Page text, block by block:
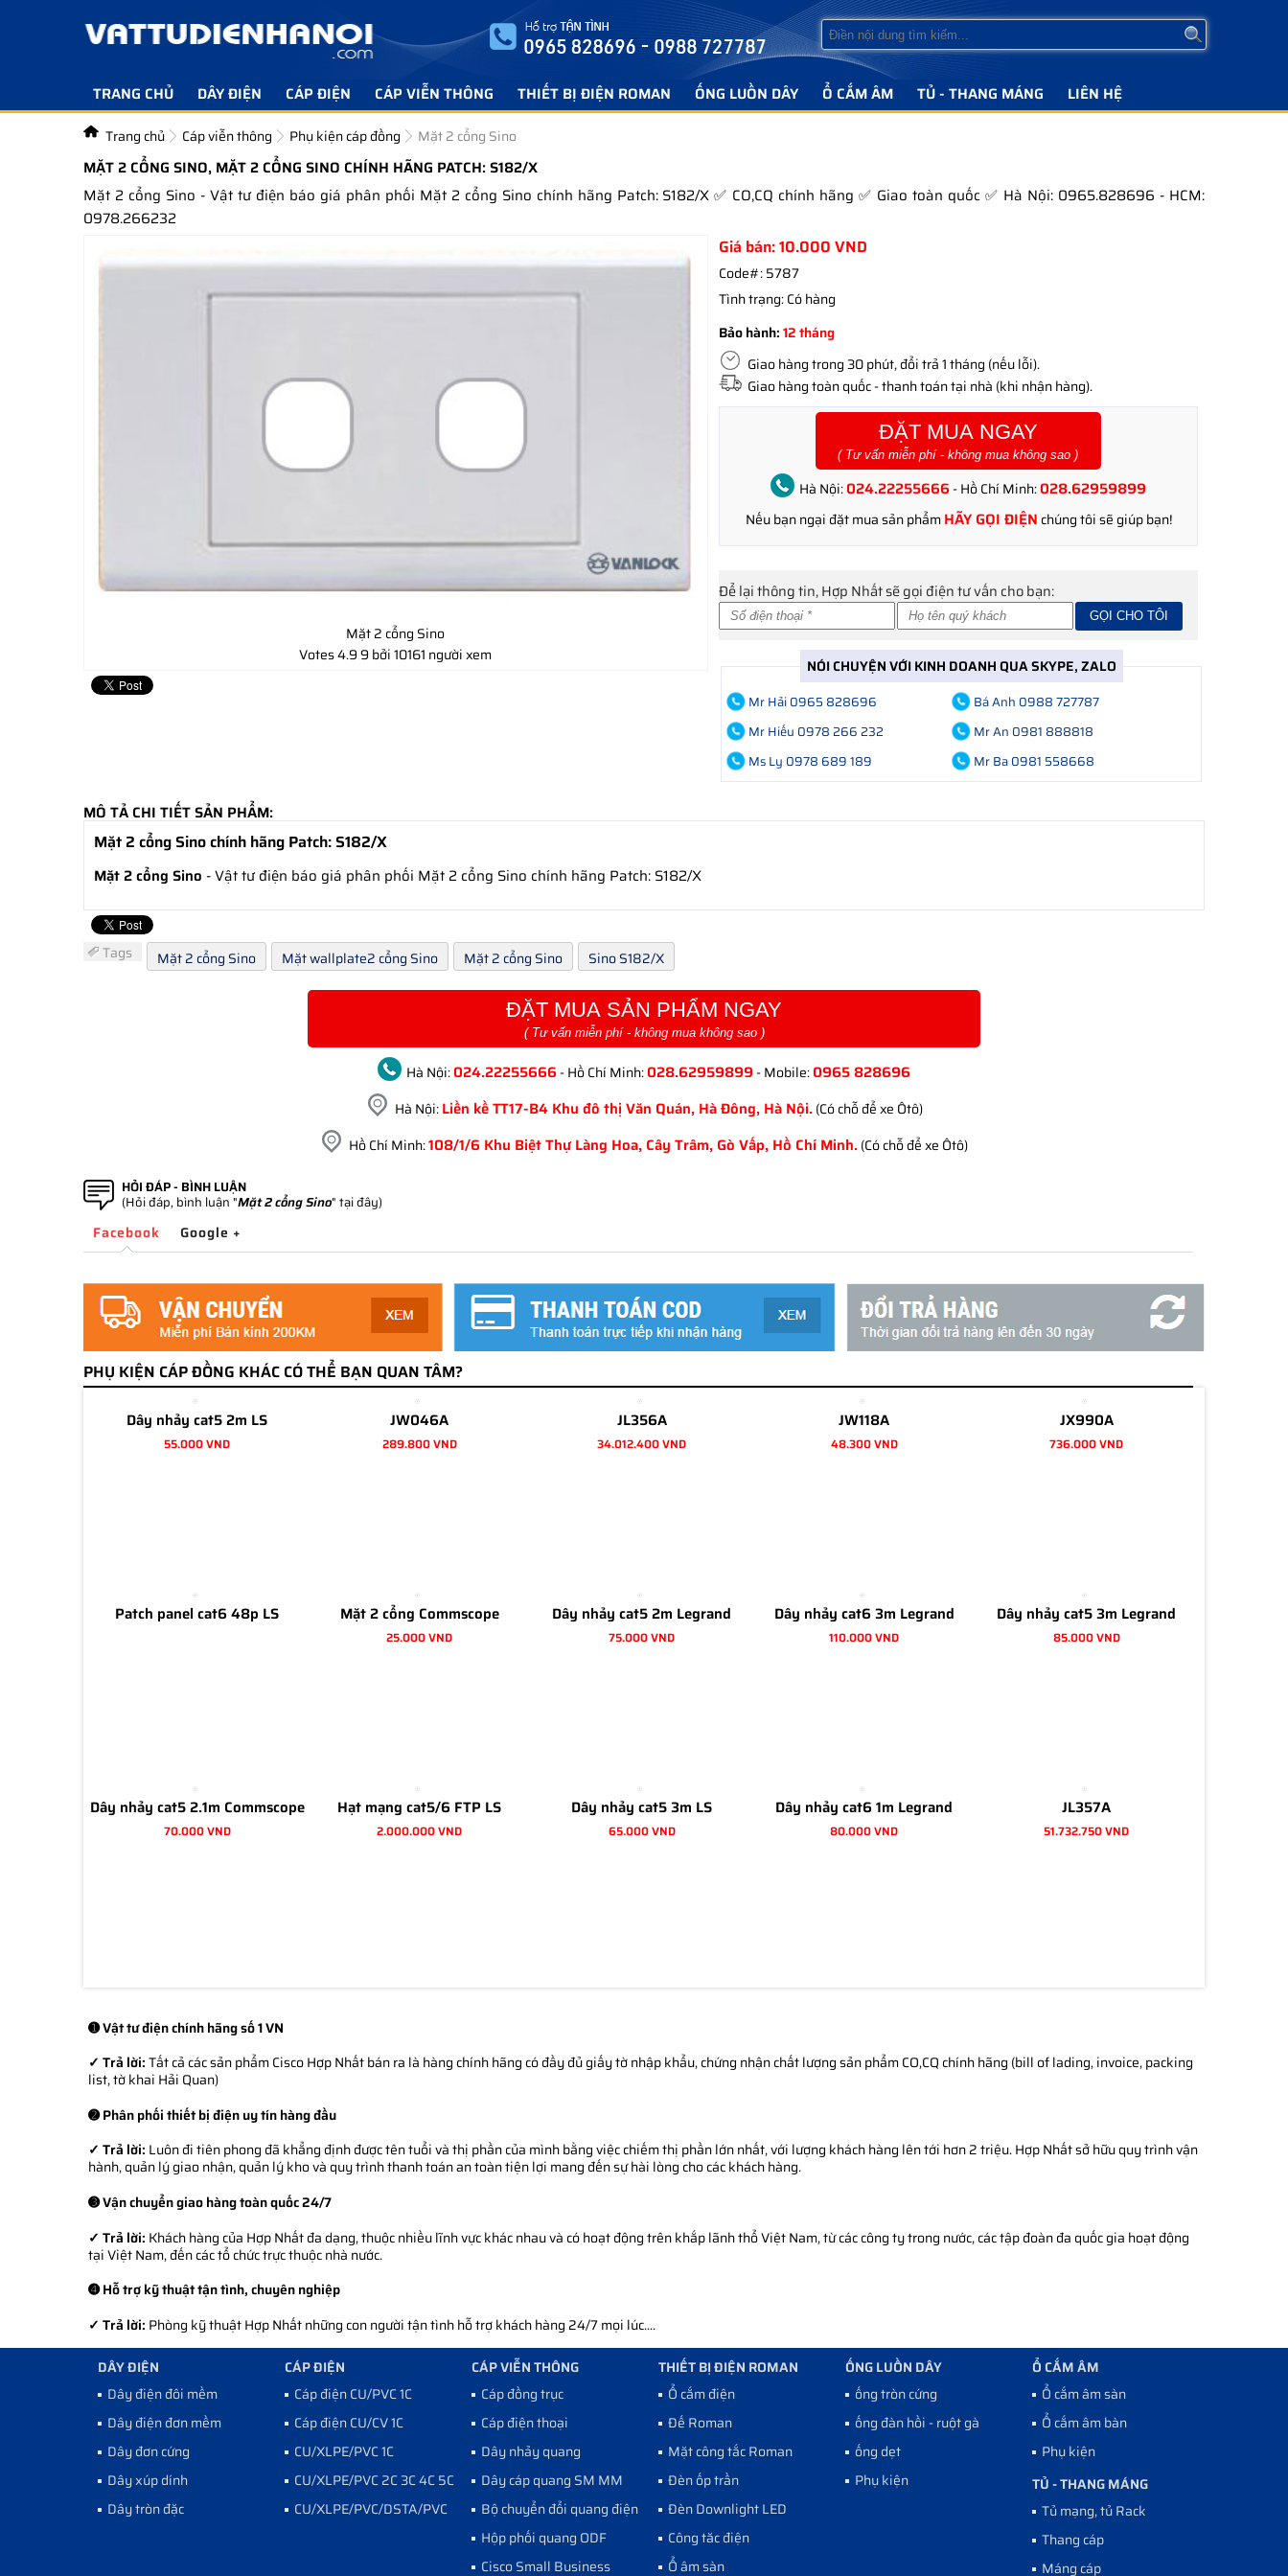
TRANG CHỦ DÂY ĐIỆN CÁP ĐIỆN CÁP VIỄN THÔNG THIẾT BỊ ĐIỆN ROMAN ỐNG LUỒN DÂY Ổ CẮM ÂM TỦ - THANG MÁNG LIÊN HỆ
Trang chủ Cáp viễn thông Phụ kiện cáp đồng Mặt 2 cổng Sino
MẶT 2 CỔNG SINO, MẶT 2 CỔNG SINO CHÍNH HÃNG PATCH: S182/X
Mặt 2 cổng Sino - Vật tư điện báo giá phân phối Mặt 2 cổng Sino chính hãng Patch: S182/X ✅ CO,CQ chính hãng ✅ Giao toàn quốc ✅ Hà Nội: 0965.828696 - HCM:
0978.266232
Mặt 2 cổng Sino
Votes4.99bởi 10161 người xem
Giá bán:10.000 VND
Code#:5787
Tình trạng:Có hàng
Bảo hành:12 tháng
Giao hàng trong 30 phút, đổi trả 1 tháng (nếu lỗi).
Giao hàng toàn quốc - thanh toán tại nhà (khi nhận hàng).
ĐẶT MUA NGAY
( Tư vấn miễn phí - không mua không sao )
Hà Nội:024.22255666 - Hồ Chí Minh:028.62959899
Nếu bạn ngại đặt mua sản phẩmHÃY GỌI ĐIỆN chúng tôi sẽ giúp bạn!
Để lại thông tin, Hợp Nhất sẽ gọi điện tư vấn cho bạn:
NÓI CHUYỆN VỚI KINH DOANH QUA SKYPE, ZALO
Mr Hải 0965 828696
Bá Anh 0988 727787
Mr Hiếu 0978 266 232
Mr An 0981 888818
Ms Ly 0978 689 189
Mr Ba 0981 558668
MÔ TẢ CHI TIẾT SẢN PHẨM:
Mặt 2 cổng Sino chính hãng Patch: S182/X
Mặt 2 cổng Sino - Vật tư điện báo giá phân phối Mặt 2 cổng Sino chính hãng Patch: S182/X
Tags Mặt 2 cổng Sino Mặt wallplate2 cổng Sino Mặt 2 cổng Sino Sino S182/X
ĐẶT MUA SẢN PHẨM NGAY
( Tư vấn miễn phí - không mua không sao )
Hà Nội:024.22255666 - Hồ Chí Minh:028.62959899 - Mobile:0965 828696
Hà Nội:Liền kề TT17-B4 Khu đô thị Văn Quán, Hà Đông, Hà Nội.(Có chỗ để xe Ôtô)
Hồ Chí Minh:108/1/6 Khu Biệt Thự Làng Hoa, Cây Trâm, Gò Vấp, Hồ Chí Minh.(Có chỗ để xe Ôtô)
HỎI ĐÁP - BÌNH LUẬN
(Hỏi đáp, bình luận "Mặt 2 cổng Sino" tại đây)
Facebook Google +
PHỤ KIỆN CÁP ĐỒNG KHÁC CÓ THỂ BẠN QUAN TÂM?
Dây nhảy cat5 2m LS
55.000 VND
JW046A
289.800 VND
JL356A
34.012.400 VND
JW118A
48.300 VND
JX990A
736.000 VND
Patch panel cat6 48p LS Mặt 2 cổng Commscope
25.000 VND
Dây nhảy cat5 2m Legrand
75.000 VND
Dây nhảy cat6 3m Legrand
110.000 VND
Dây nhảy cat5 3m Legrand
85.000 VND
Dây nhảy cat5 2.1m Commscope
70.000 VND
Hạt mạng cat5/6 FTP LS
2.000.000 VND
Dây nhảy cat5 3m LS
65.000 VND
Dây nhảy cat6 1m Legrand
80.000 VND
JL357A
51.732.750 VND
➊ Vật tư điện chính hãng số 1 VN
✓ Trả lời:Tất cả các sản phẩm Cisco Hợp Nhất bán ra là hàng chính hãng có đầy đủ giấy tờ nhập khẩu, chứng nhận chất lượng sản phẩm CO,CQ chính hãng (bill of lading, invoice, packing
list, tờ khai Hải Quan)
➋ Phân phối thiết bị điện uy tín hàng đầu
✓ Trả lời: Luôn đi tiên phong đã khẳng định được tên tuổi và thị phần của mình bằng việc chiếm thị phần lớn nhất, với lượng khách hàng lên tới hơn 2 triệu. Hợp Nhất sở hữu quy trình vận
hành, quản lý giao nhận, quản lý kho và quy trình thanh toán an toàn tiện lợi mang đến sự hài lòng cho các khách hàng.
➌ Vận chuyển giao hàng toàn quốc 24/7
✓ Trả lời: Khách hàng của Hợp Nhất đa dạng, thuộc nhiều lĩnh vực khác nhau và có hoạt động trên khắp lãnh thổ Việt Nam, từ các công ty trong nước, các tập đoàn đa quốc gia hoạt động
tại Việt Nam, đến các tổ chức trực thuộc nhà nước.
➍ Hỗ trợ kỹ thuật tận tình, chuyên nghiệp
✓ Trả lời: Phòng kỹ thuật Hợp Nhất những con người tận tình hỗ trợ khách hàng 24/7 mọi lúc....
DÂY ĐIỆN
Dây điện đôi mềm
Dây điện đơn mềm
Dây đơn cứng
Dây xúp dính
Dây tròn đặc
CÁP ĐIỆN
Cáp điện CU/PVC 1C
Cáp điện CU/CV 1C
CU/XLPE/PVC 1C
CU/XLPE/PVC 2C 3C 4C 5C
CU/XLPE/PVC/DSTA/PVC
CÁP VIỄN THÔNG
Cáp đồng trục
Cáp điện thoại
Dây nhảy quang
Dây cáp quang SM MM
Bộ chuyển đổi quang điện
Hộp phối quang ODF
Cisco Small Business
THIẾT BỊ ĐIỆN ROMAN
Ổ cắm điện
Đế Roman
Mặt công tắc Roman
Đèn ốp trần
Đèn Downlight LED
Công tăc điện
Ổ âm sàn
ỐNG LUỒN DÂY
ống tròn cứng
ống đàn hồi - ruột gà
ống dẹt
Phụ kiện
Ổ CẮM ÂM
Ổ cắm âm sàn
Ổ cắm âm bàn
Phụ kiện
TỦ - THANG MÁNG
Tủ mạng, tủ Rack
Thang cáp
Máng cáp